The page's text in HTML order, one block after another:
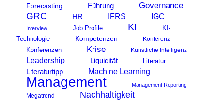
Forecasting Führung Governance
GRC HR IFRS IGC
Interview Job Profile KI
KI-
Technologie
Kompetenzen
Konferenz
Konferenzen
Krise Künstliche Intelligenz
Leadership Liquidität Literatur
Literaturtipp Machine Learning
Management Management Reporting
Megatrend Nachhaltigkeit